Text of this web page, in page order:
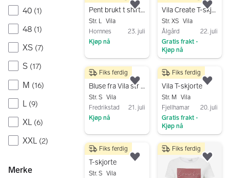
40 (1)
48 (1)
XS (7)
S (17)
M (16)
L (9)
XL (6)
XXL (2)
Merke
Pent brukt t shirt frå Vila str L selges
Str. L Vila
Hornnes
23. juli
Kjøp nå
Legg til som favoritt.
Gå til annonsen
Vila Create T-skjorte Hvit XS
Str. XS Vila
Ålgård
22. juli
Gratis frakt •
Kjøp nå
30 kr
Bluse fra Vila str 36
Str. S Vila
Fredrikstad
21. juli
Kjøp nå
Fiks ferdig
Legg til som favoritt.
Gå til annonsen
150 kr
Vila T-skjorte
Str. M
Vila
Fjellhamar
20. juli
Gratis frakt •
Kjøp nå
Fiks ferdig
120 kr
T-skjorte
Str. S Vila
Fiks ferdig
Legg til som favoritt.
Fiks ferdig